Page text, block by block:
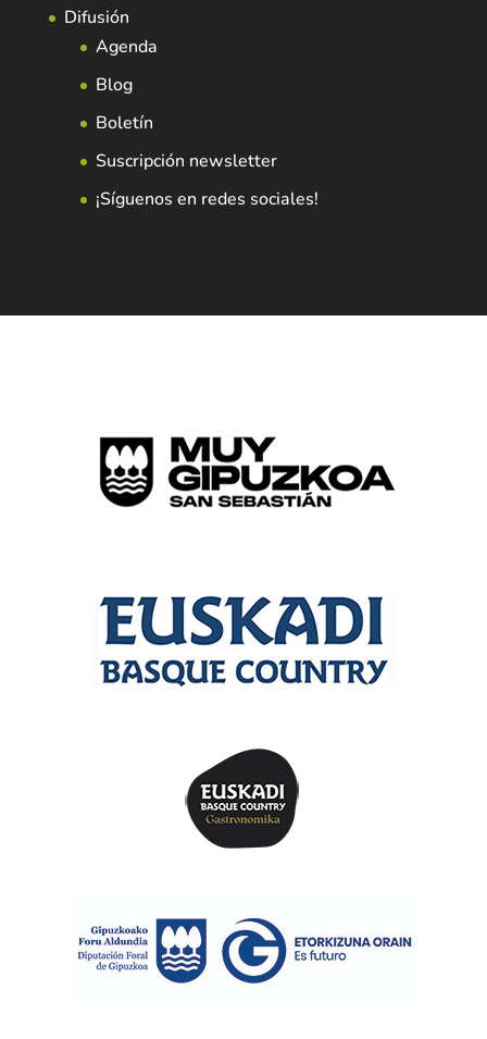
Difusión
Agenda
Blog
Boletín
Suscripción newsletter
¡Síguenos en redes sociales!